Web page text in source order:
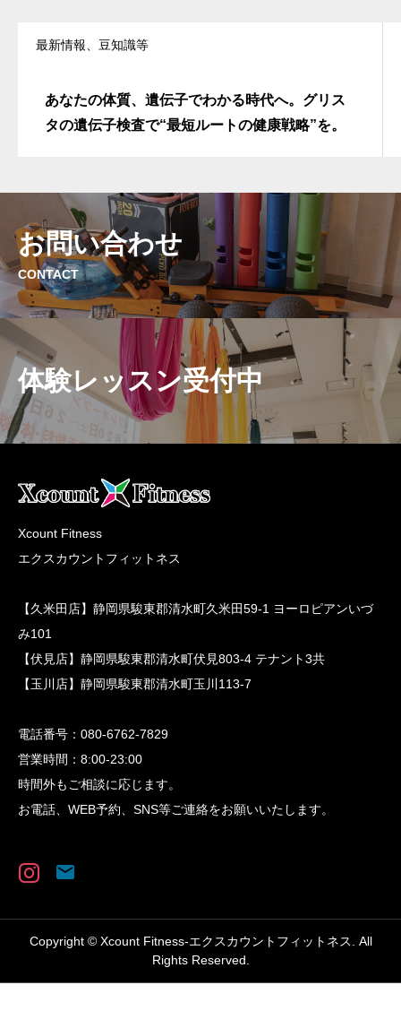
最新情報、豆知識等
あなたの体質、遺伝子でわかる時代へ。グリス
タの遺伝子検査で“最短ルートの健康戦略”を。
お問い合わせ
CONTACT
体験レッスン受付中
Xcount Fitness
エクスカウントフィットネス
【久米田店】静岡県駿東郡清水町久米田59-1 ヨーロピアンいづ
み101
【伏見店】静岡県駿東郡清水町伏見803-4 テナント3共
【玉川店】静岡県駿東郡清水町玉川113-7
電話番号：080-6762-7829
営業時間：8:00-23:00
時間外もご相談に応じます。
お電話、WEB予約、SNS等ご連絡をお願いいたします。
Copyright © Xcount Fitness-エクスカウントフィットネス. All
Rights Reserved.